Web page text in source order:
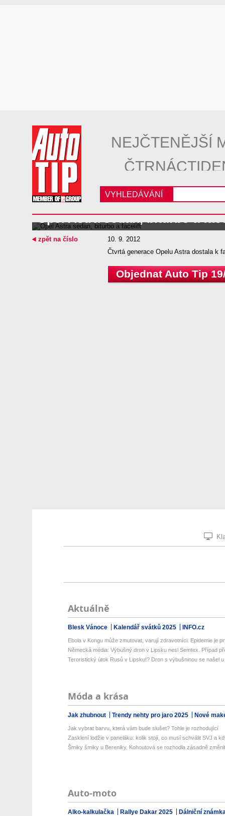
NEJČTENĚJŠÍ
VYHLEDÁVÁNÍ
Opel Astra sedan, biturbo a
10. 9. 2012
Čtvrtá generace Opelu Astra dostala k
Objednat Auto Tip
zpět na číslo
Aktuálně
Blesk Vánoce Kalendář svátků 2025 INFO.cz
Ebola v Kongu může zmutovat, varují zdravotníci. Epidemie je
Německá média: Výbušný dron v Lipsku nesl Semtex. Případ
Teroristický útok Rusů v Lipsku!? Dron s výbušninou se našel u
Móda a krása
Jak zhubnout Trendy nehty pro jaro 2025 Nové
Jak vybrat barvu, která vám bude slušet? Tohle je rozhodující
Zasklení lodžie v paneláku: kolik stojí, co musí schválit SVJ a
Šmiky šmiky u Bereniky. Kohoutová se rozhodla zásadně
Auto-moto
Alko-kalkulačka Rallye Dakar 2025 Dálniční